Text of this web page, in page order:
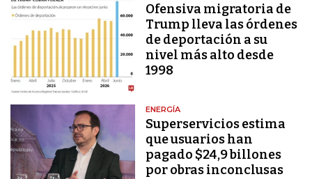
Ofensiva migratoria de
Trump lleva las órdenes
de deportación a su
nivel más alto desde
1998
ENERGÍA
Superservicios estima
que usuarios han
pagado $24,9 billones
por obras inconclusas